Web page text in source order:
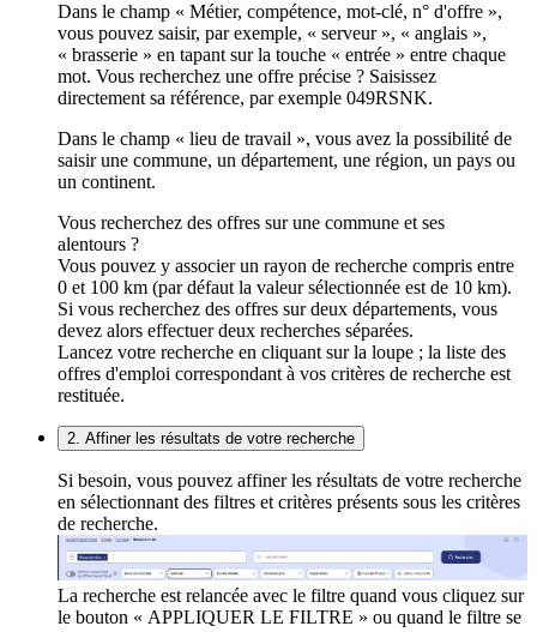
Dans le champ « Métier, compétence, mot-clé, n° d'offre »,
vous pouvez saisir, par exemple, « serveur », « anglais »,
« brasserie » en tapant sur la touche « entrée » entre chaque
mot. Vous recherchez une offre précise ? Saisissez
directement sa référence, par exemple 049RSNK.
Dans le champ « lieu de travail », vous avez la possibilité de
saisir une commune, un département, une région, un pays ou
un continent.
Vous recherchez des offres sur une commune et ses
alentours ?
Vous pouvez y associer un rayon de recherche compris entre
0 et 100 km (par défaut la valeur sélectionnée est de 10 km).
Si vous recherchez des offres sur deux départements, vous
devez alors effectuer deux recherches séparées.
Lancez votre recherche en cliquant sur la loupe ; la liste des
offres d'emploi correspondant à vos critères de recherche est
restituée.
2. Affiner les résultats de votre recherche
Si besoin, vous pouvez affiner les résultats de votre recherche
en sélectionnant des filtres et critères présents sous les critères
de recherche.
La recherche est relancée avec le filtre quand vous cliquez sur
le bouton « APPLIQUER LE FILTRE » ou quand le filtre se